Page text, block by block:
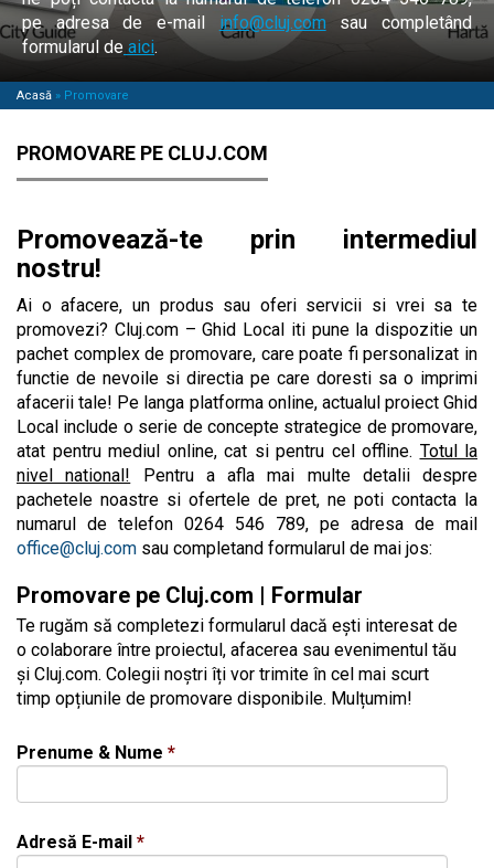
pe adresa de e-mail info@cluj.com sau completând
formularul de aici.
Acasă » Promovare
PROMOVARE PE CLUJ.COM
Promovează-te prin intermediul
nostru!
Ai o afacere, un produs sau oferi servicii si vrei sa te
promovezi? Cluj.com – Ghid Local iti pune la dispozitie un
pachet complex de promovare, care poate fi personalizat in
functie de nevoile si directia pe care doresti sa o imprimi
afacerii tale! Pe langa platforma online, actualul proiect Ghid
Local include o serie de concepte strategice de promovare,
atat pentru mediul online, cat si pentru cel offline. Totul la
nivel national! Pentru a afla mai multe detalii despre
pachetele noastre si ofertele de pret, ne poti contacta la
numarul de telefon 0264 546 789, pe adresa de mail
office@cluj.com sau completand formularul de mai jos:
Promovare pe Cluj.com | Formular
Te rugăm să completezi formularul dacă ești interesat de
o colaborare între proiectul, afacerea sau evenimentul tău
și Cluj.com. Colegii noștri îți vor trimite în cel mai scurt
timp opțiunile de promovare disponibile. Mulțumim!
Prenume & Nume *
Adresă E-mail *